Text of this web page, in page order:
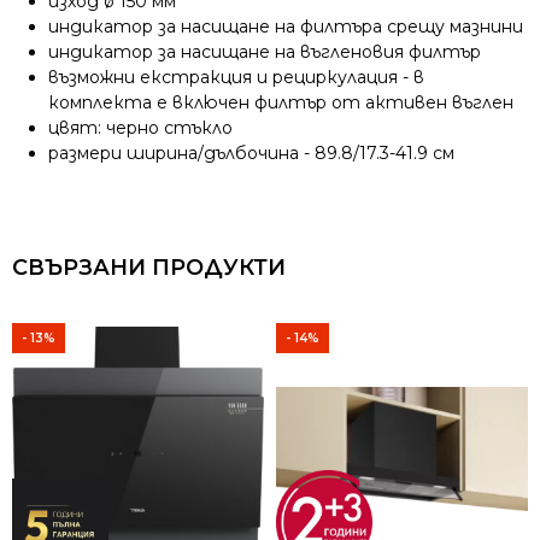
индикатор за насищане на филтъра срещу мазнини
индикатор за насищане на въгленовия филтър
възможни екстракция и рециркулация - в
комплекта е включен филтър от активен въглен
цвят: черно стъкло
размери ширина/дълбочина - 89.8/17.3-41.9 см
СВЪРЗАНИ ПРОДУКТИ
- 13% - 14%